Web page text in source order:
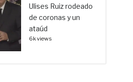
Ulises Ruiz rodeado
de coronas y un
ataúd
6k views